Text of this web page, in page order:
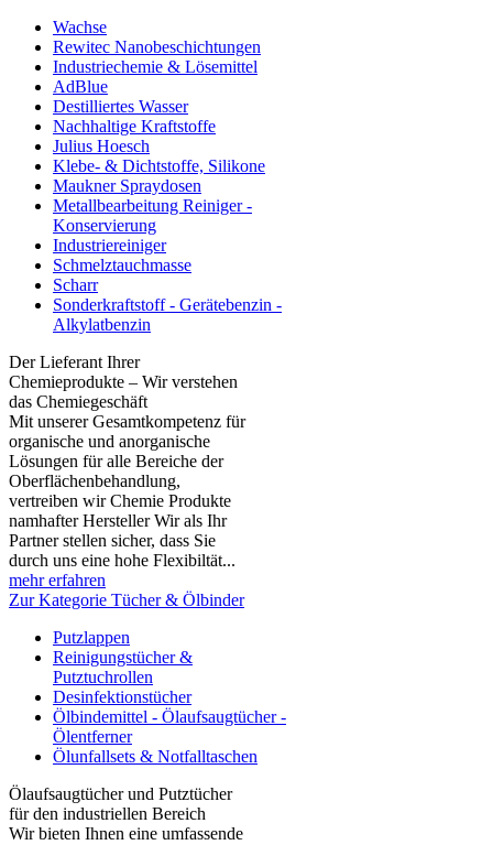
Wachse
Rewitec Nanobeschichtungen
Industriechemie & Lösemittel
AdBlue
Destilliertes Wasser
Nachhaltige Kraftstoffe
Julius Hoesch
Klebe- & Dichtstoffe, Silikone
Maukner Spraydosen
Metallbearbeitung Reiniger -
Konservierung
Industriereiniger
Schmelztauchmasse
Scharr
Sonderkraftstoff - Gerätebenzin -
Alkylatbenzin
Der Lieferant Ihrer
Chemieprodukte – Wir verstehen
das Chemiegeschäft
Mit unserer Gesamtkompetenz für
organische und anorganische
Lösungen für alle Bereiche der
Oberflächenbehandlung,
vertreiben wir Chemie Produkte
namhafter Hersteller Wir als Ihr
Partner stellen sicher, dass Sie
durch uns eine hohe Flexibiltät...
mehr erfahren
Zur Kategorie Tücher & Ölbinder
Putzlappen
Reinigungstücher &
Putztuchrollen
Desinfektionstücher
Ölbindemittel - Ölaufsaugtücher -
Ölentferner
Ölunfallsets & Notfalltaschen
Ölaufsaugtücher und Putztücher
für den industriellen Bereich
Wir bieten Ihnen eine umfassende